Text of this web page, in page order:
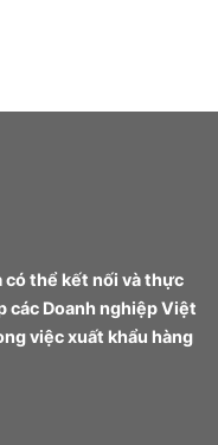
có thể kết nối và thực
các Doanh nghiệp Việt
việc xuất khẩu hàng